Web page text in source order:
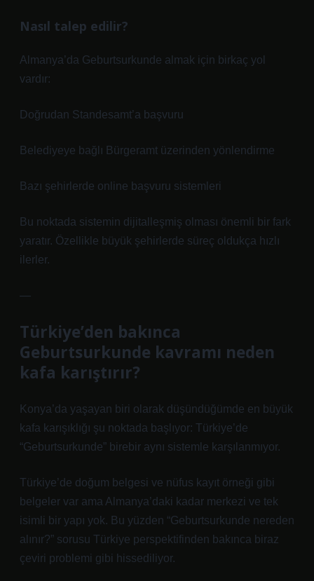
Nasıl talep edilir?
Almanya’da Geburtsurkunde almak için birkaç yol
vardır:
Doğrudan Standesamt’a başvuru
Belediyeye bağlı Bürgeramt üzerinden yönlendirme
Bazı şehirlerde online başvuru sistemleri
Bu noktada sistemin dijitalleşmiş olması önemli bir fark
yaratır. Özellikle büyük şehirlerde süreç oldukça hızlı
ilerler.
—
Türkiye’den bakınca
Geburtsurkunde kavramı neden
kafa karıştırır?
Konya’da yaşayan biri olarak düşündüğümde en büyük
kafa karışıklığı şu noktada başlıyor: Türkiye’de
“Geburtsurkunde” birebir aynı sistemle karşılanmıyor.
Türkiye’de doğum belgesi ve nüfus kayıt örneği gibi
belgeler var ama Almanya’daki kadar merkezi ve tek
isimli bir yapı yok. Bu yüzden “Geburtsurkunde nereden
alınır?” sorusu Türkiye perspektifinden bakınca biraz
çeviri problemi gibi hissediliyor.